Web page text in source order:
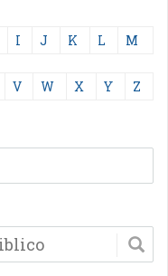
I J K L M
V W X Y Z